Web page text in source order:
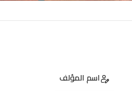
اسم المؤلف